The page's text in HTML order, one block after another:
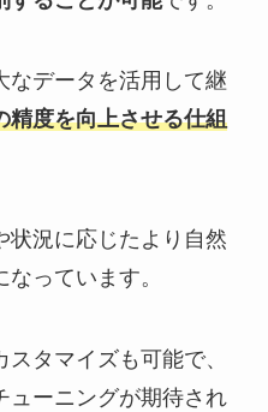
なデータを活用して継
精度を向上させる仕組
状況に応じたより自然
っています。
タマイズも可能で、
ューニングが期待され